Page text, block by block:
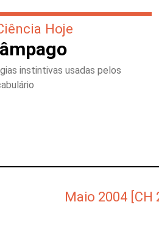
Hoje
instintivas usadas pelos
Maio 2004 [CH